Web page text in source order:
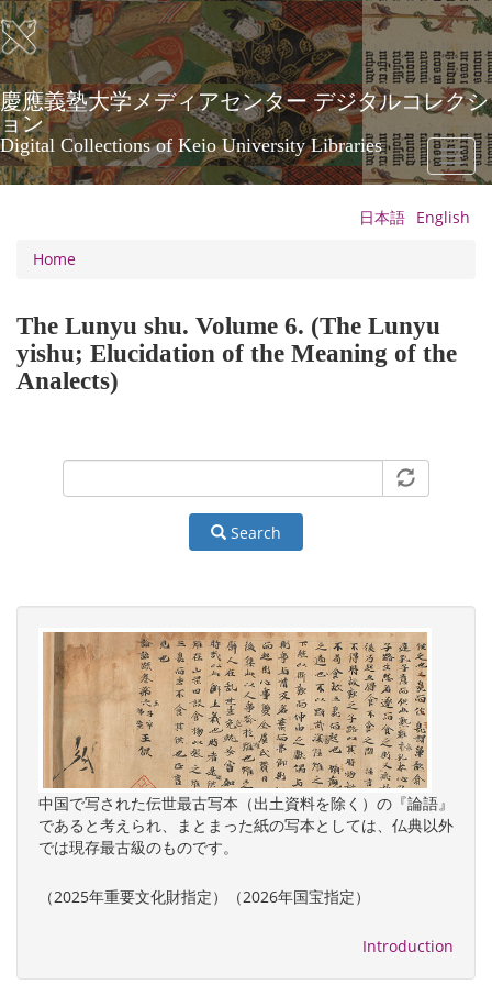
Skip
to
main
content
慶應義塾大学メディアセンター デジタルコレクシ
ョン
Digital Collections of Keio University Libraries
Toggle
日本語 English
Home
The Lunyu shu. Volume 6. (The Lunyu
yishu; Elucidation of the Meaning of the
Analects)
Search
中国で写された伝世最古写本（出土資料を除く）の『論語』
であると考えられ、まとまった紙の写本としては、仏典以外
では現存最古級のものです。
（2025年重要文化財指定）（2026年国宝指定）
Introduction